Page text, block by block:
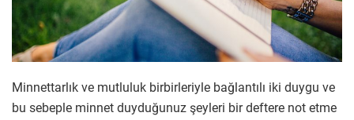
Minnettarlık ve mutluluk birbirleriyle bağlantılı iki duygu ve
bu sebeple minnet duyduğunuz şeyleri bir deftere not etme